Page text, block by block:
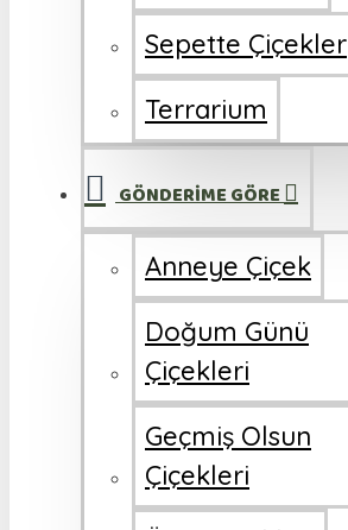
Sepette Çiçekler
Terrarium
GÖNDERİME GÖRE
Anneye Çiçek
Doğum Günü
Çiçekleri
Geçmiş Olsun
Çiçekleri